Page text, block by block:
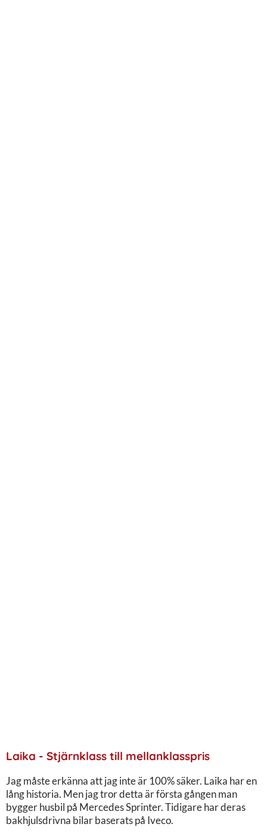
Laika - Stjärnklass till mellanklasspris
Jag måste erkänna att jag inte är 100% säker. Laika har en
lång historia. Men jag tror detta är första gången man
bygger husbil på Mercedes Sprinter. Tidigare har deras
bakhjulsdrivna bilar baserats på Iveco.